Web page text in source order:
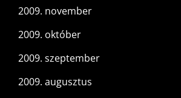
2009. november
2009. október
2009. szeptember
2009. augusztus